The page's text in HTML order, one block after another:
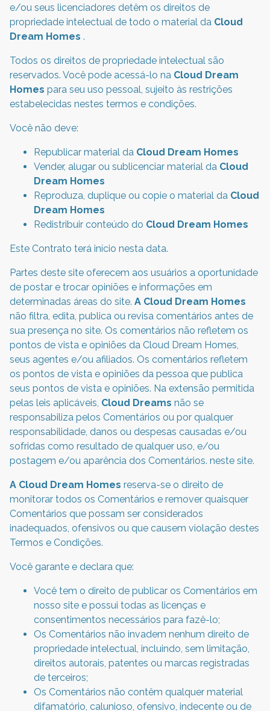
e/ou seus licenciadores detêm os direitos de
propriedade intelectual de todo o material da Cloud
Dream Homes .
Todos os direitos de propriedade intelectual são
reservados. Você pode acessá-lo na Cloud Dream
Homes para seu uso pessoal, sujeito às restrições
estabelecidas nestes termos e condições.
Você não deve:
Republicar material da Cloud Dream Homes
Vender, alugar ou sublicenciar material da Cloud
Dream Homes
Reproduza, duplique ou copie o material da Cloud
Dream Homes
Redistribuir conteúdo do Cloud Dream Homes
Este Contrato terá início nesta data.
Partes deste site oferecem aos usuários a oportunidade
de postar e trocar opiniões e informações em
determinadas áreas do site. A Cloud Dream Homes
não filtra, edita, publica ou revisa comentários antes de
sua presença no site. Os comentários não refletem os
pontos de vista e opiniões da Cloud Dream Homes,
seus agentes e/ou afiliados. Os comentários refletem
os pontos de vista e opiniões da pessoa que publica
seus pontos de vista e opiniões. Na extensão permitida
pelas leis aplicáveis, Cloud Dreams não se
responsabiliza pelos Comentários ou por qualquer
responsabilidade, danos ou despesas causadas e/ou
sofridas como resultado de qualquer uso, e/ou
postagem e/ou aparência dos Comentários. neste site.
A Cloud Dream Homes reserva-se o direito de
monitorar todos os Comentários e remover quaisquer
Comentários que possam ser considerados
inadequados, ofensivos ou que causem violação destes
Termos e Condições.
Você garante e declara que:
Você tem o direito de publicar os Comentários em
nosso site e possui todas as licenças e
consentimentos necessários para fazê-lo;
Os Comentários não invadem nenhum direito de
propriedade intelectual, incluindo, sem limitação,
direitos autorais, patentes ou marcas registradas
de terceiros;
Os Comentários não contêm qualquer material
difamatório, calunioso, ofensivo, indecente ou de